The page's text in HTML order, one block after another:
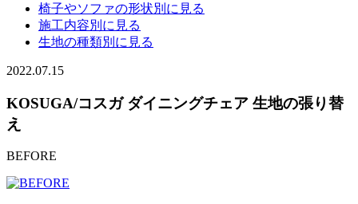
椅子やソファの形状別に見る
施工内容別に見る
生地の種類別に見る
2022.07.15
KOSUGA/コスガ ダイニングチェア 生地の張り替
え
BEFORE